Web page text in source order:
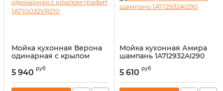
Мойка кухонная Верона
одинарная с крылом
Артикул: 14327744
5 940 руб
Мойка кухонная Амира
шампань 1A712932AI290
14327743
5 610 руб